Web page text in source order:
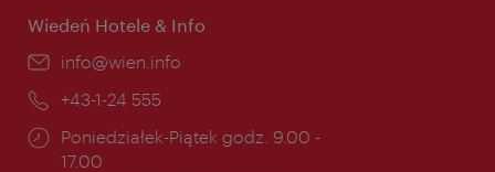
Wiedeń Hotele & Info
E-
info@wien.info
Telefon:
+43-1-24 555
Godziny
otwarcia:
Poniedziałek-Piątek godz. 9.00 -
17.00